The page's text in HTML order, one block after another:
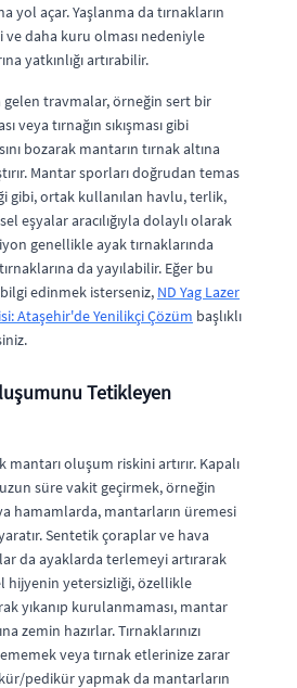
yol açar. Yaşlanma da tırnakların
daha kuru olması nedeniyle
yatkınlığı artırabilir.
gelen travmalar, örneğin sert bir
veya tırnağın sıkışması gibi
bozarak mantarın tırnak altına
Mantar sporları doğrudan temas
gibi, ortak kullanılan havlu, terlik,
eşyalar aracılığıyla dolaylı olarak
genellikle ayak tırnaklarında
da yayılabilir. Eğer bu
edinmek isterseniz, ND Yag Lazer
Ataşehir'de Yenilikçi Çözüm başlıklı
Tetikleyen
mantarı oluşum riskini artırır. Kapalı
süre vakit geçirmek, örneğin
hamamlarda, mantarların üremesi
Sentetik çoraplar ve hava
da ayaklarda terlemeyi artırarak
hijyenin yetersizliği, özellikle
yıkanıp kurulanmaması, mantar
zemin hazırlar. Tırnaklarınızı
veya tırnak etlerinize zarar
pedikür yapmak da mantarların